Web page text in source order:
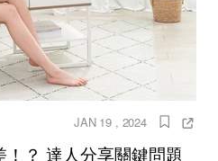
JAN 19 , 2024
？ 達人分享關鍵問題